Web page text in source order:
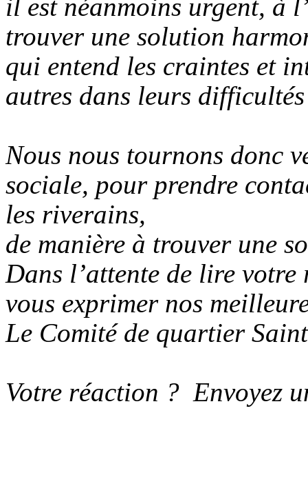
il est néanmoins urgent, à
trouver une solution
qui entend les craintes et
autres dans leurs
Nous nous tournons donc
sociale, pour prendre
les riverains,
de manière à trouver une
Dans l’attente de lire votre
vous exprimer nos
Le Comité de quartier
Votre réaction ? Envoyez